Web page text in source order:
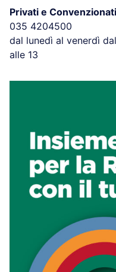
Privati e Convenzionati
035 4204500
dal lunedì al venerdì
alle 13